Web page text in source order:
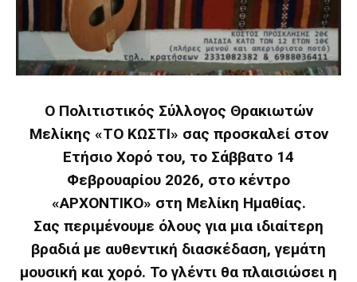
Ο Πολιτιστικός Σύλλογος Θρακιωτών
Μελίκης «ΤΟ ΚΩΣΤΙ» σας προσκαλεί στον
Ετήσιο Χορό του, το Σάββατο 14
Φεβρουαρίου 2026, στο κέντρο
«ΑΡΧΟΝΤΙΚΟ» στη Μελίκη Ημαθίας.
Σας περιμένουμε όλους για μια ιδιαίτερη
βραδιά με αυθεντική διασκέδαση, γεμάτη
μουσική και χορό. Το γλέντι θα πλαισιώσει η